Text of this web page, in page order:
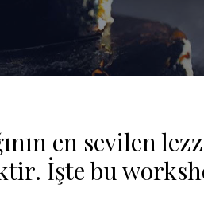
en sevilen
İşte bu